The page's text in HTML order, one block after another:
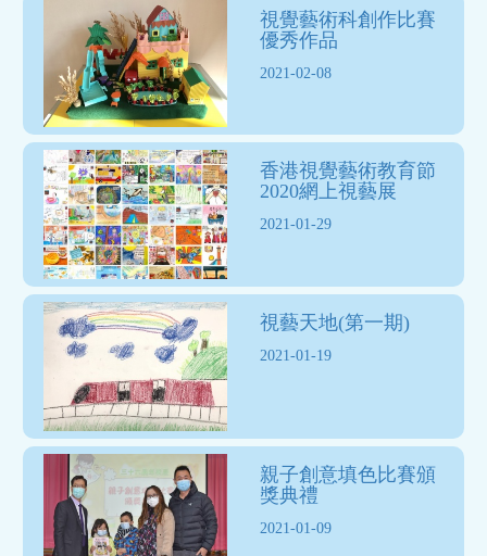
視覺藝術科創作比賽
優秀作品
2021-02-08
香港視覺藝術教育節
2020網上視藝展
2021-01-29
視藝天地(第一期)
2021-01-19
親子創意填色比賽頒
獎典禮
2021-01-09